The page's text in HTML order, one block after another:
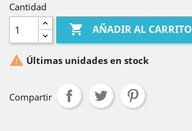
Cantidad
 AÑADIR AL CARRITO
 Últimas unidades en stock
Compartir